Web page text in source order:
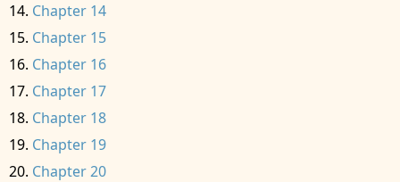
Chapter 14
Chapter 15
Chapter 16
Chapter 17
Chapter 18
Chapter 19
Chapter 20